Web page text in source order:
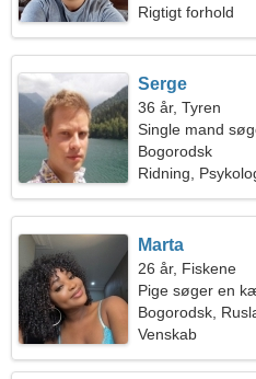
Rigtigt forhold
Serge
36 år, Tyren
Single mand
Bogorodsk
Ridning,
Marta
26 år, Fiskene
Pige søger en
Bogorodsk,
Venskab